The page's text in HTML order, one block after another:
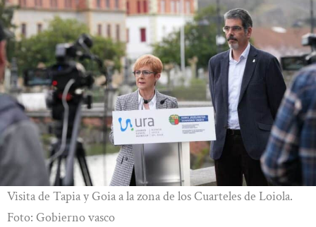
Visita de Tapia y Goia a la zona de los Cuarteles de Loiola.
Foto: Gobierno vasco